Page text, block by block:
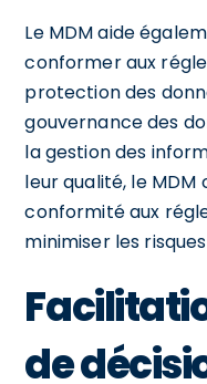
Le MDM aide
conformer aux
protection des
gouvernance des
la gestion des
leur qualité, le
conformité aux
minimiser les
de